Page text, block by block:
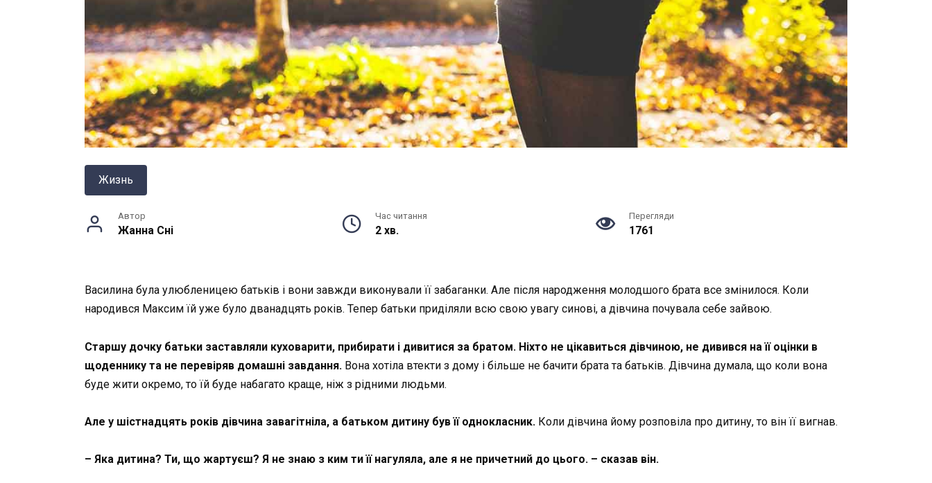
Жизнь
Автор
Жанна Снi
Час читання
2 хв.
Перегляди
1761
Василина була улюбленицею батьків і вони завжди виконували її забаганки. Але після народження молодшого брата все змінилося. Коли
народився Максим їй уже було дванадцять років. Тепер батьки приділяли всю свою увагу синові, а дівчина почувала себе зайвою.
Старшу дочку батьки заставляли куховарити, прибирати і дивитися за братом. Ніхто не цікавиться дівчиною, не дивився на її оцінки в
щоденнику та не перевіряв домашні завдання. Вона хотіла втекти з дому і більше не бачити брата та батьків. Дівчина думала, що коли вона
буде жити окремо, то їй буде набагато краще, ніж з рідними людьми.
Але у шістнадцять років дівчина завагітніла, а батьком дитину був її однокласник. Коли дівчина йому розповіла про дитину, то він її вигнав.
– Яка дитина? Ти, що жартуєш? Я не знаю з ким ти її нагуляла, але я не причетний до цього. – сказав він.